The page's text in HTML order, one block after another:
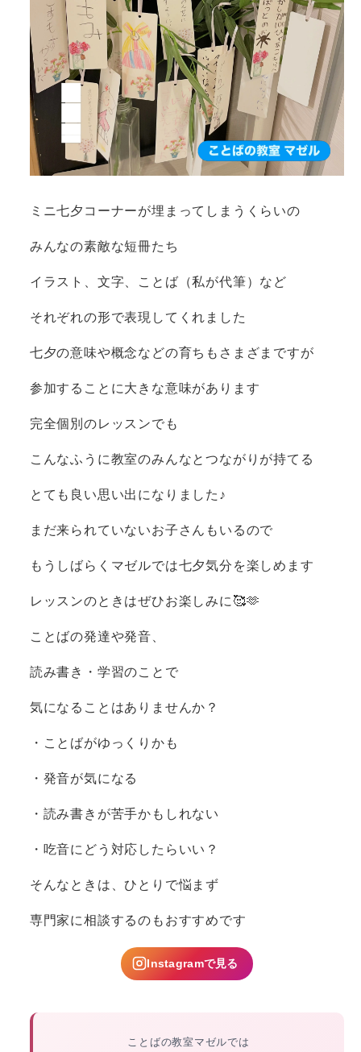
ミニ七夕コーナーが埋まってしまうくらいの
みんなの素敵な短冊たち
イラスト、文字、ことば（私が代筆）など
それぞれの形で表現してくれました
七夕の意味や概念などの育ちもさまざまですが
参加することに大きな意味があります
完全個別のレッスンでも
こんなふうに教室のみんなとつながりが持てる
とても良い思い出になりました♪
まだ来られていないお子さんもいるので
もうしばらくマゼルでは七夕気分を楽しめます
レッスンのときはぜひお楽しみに🥰🫶
ことばの発達や発音、
読み書き・学習のことで
気になることはありませんか？
・ことばがゆっくりかも
・発音が気になる
・読み書きが苦手かもしれない
・吃音にどう対応したらいい？
そんなときは、ひとりで悩まず
専門家に相談するのもおすすめです
Instagramで見る
ことばの教室マゼルでは